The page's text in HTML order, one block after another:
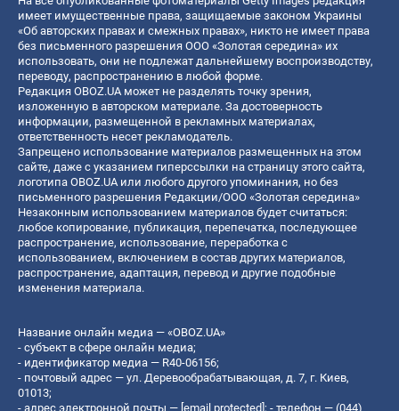
имеет имущественные права, защищаемые законом Украины
«Об авторских правах и смежных правах», никто не имеет права
без письменного разрешения ООО «Золотая середина» их
использовать, они не подлежат дальнейшему воспроизводству,
переводу, распространению в любой форме.
Редакция OBOZ.UA может не разделять точку зрения,
изложенную в авторском материале. За достоверность
информации, размещенной в рекламных материалах,
ответственность несет рекламодатель.
Запрещено использование материалов размещенных на этом
сайте, даже с указанием гиперссылки на страницу этого сайта,
логотипа OBOZ.UA или любого другого упоминания, но без
письменного разрешения Редакции/ООО «Золотая середина»
Незаконным использованием материалов будет считаться:
любое копирование, публикация, перепечатка, последующее
распространение, использование, переработка с
использованием, включением в состав других материалов,
распространение, адаптация, перевод и другие подобные
изменения материала.
Название онлайн медиа — «OBOZ.UA»
- субъект в сфере онлайн медиа;
- идентификатор медиа — R40-06156;
- почтовый адрес — ул. Деревообрабатывающая, д. 7, г. Киев,
01013;
- адрес электронной почты — [email protected]; - телефон — (044)